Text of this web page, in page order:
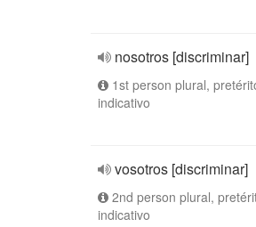
nosotros [discriminar]
1st person plural,
indicativo
vosotros [discriminar]
2nd person plural,
indicativo